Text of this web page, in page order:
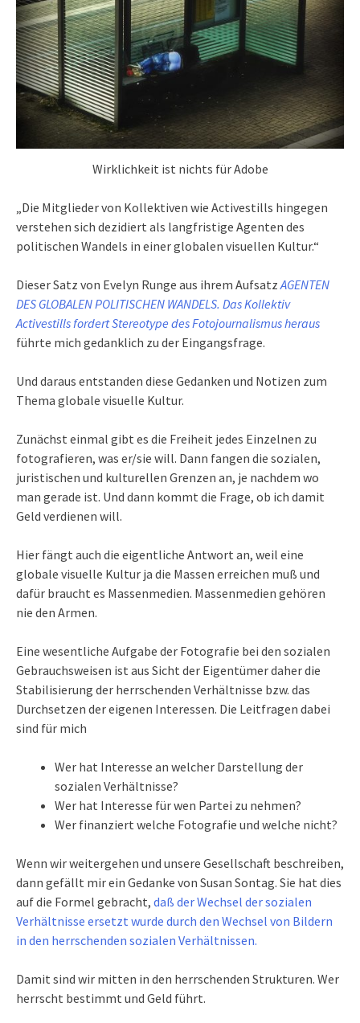
Wirklichkeit ist nichts für Adobe
„Die Mitglieder von Kollektiven wie Activestills hingegen
verstehen sich dezidiert als langfristige Agenten des
politischen Wandels in einer globalen visuellen Kultur.“
Dieser Satz von Evelyn Runge aus ihrem AufsatzAGENTEN
DES GLOBALEN POLITISCHEN WANDELS. Das Kollektiv
Activestills fordert Stereotype des Fotojournalismus heraus
führte mich gedanklich zu der Eingangsfrage.
Und daraus entstanden diese Gedanken und Notizen zum
Thema globale visuelle Kultur.
Zunächst einmal gibt es die Freiheit jedes Einzelnen zu
fotografieren, was er/sie will. Dann fangen die sozialen,
juristischen und kulturellen Grenzen an, je nachdem wo
man gerade ist. Und dann kommt die Frage, ob ich damit
Geld verdienen will.
Hier fängt auch die eigentliche Antwort an, weil eine
globale visuelle Kultur ja die Massen erreichen muß und
dafür braucht es Massenmedien. Massenmedien gehören
nie den Armen.
Eine wesentliche Aufgabe der Fotografie bei den sozialen
Gebrauchsweisen ist aus Sicht der Eigentümer daher die
Stabilisierung der herrschenden Verhältnisse bzw. das
Durchsetzen der eigenen Interessen. Die Leitfragen dabei
sind für mich
Wer hat Interesse an welcher Darstellung der
sozialen Verhältnisse?
Wer hat Interesse für wen Partei zu nehmen?
Wer finanziert welche Fotografie und welche nicht?
Wenn wir weitergehen und unsere Gesellschaft beschreiben,
dann gefällt mir ein Gedanke von Susan Sontag. Sie hat dies
auf die Formel gebracht, daß der Wechsel der sozialen
Verhältnisse ersetzt wurde durch den Wechsel von Bildern
in den herrschenden sozialen Verhältnissen.
Damit sind wir mitten in den herrschenden Strukturen. Wer
herrscht bestimmt und Geld führt.